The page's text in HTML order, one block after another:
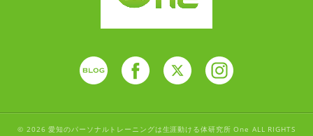
© 2026 愛知のパーソナルトレーニングは生涯動ける体研究所 One ALL RIGHTS